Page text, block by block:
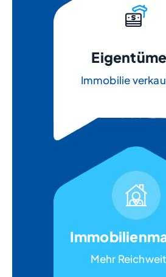
Immobilie
Mehr